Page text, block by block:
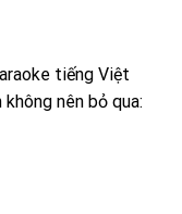
tiếng Việt
nên bỏ qua: